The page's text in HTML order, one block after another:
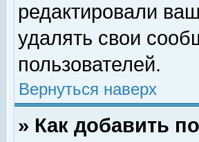
редактировали
удалять свои
пользователей.
Вернуться наверх
» Как добавить